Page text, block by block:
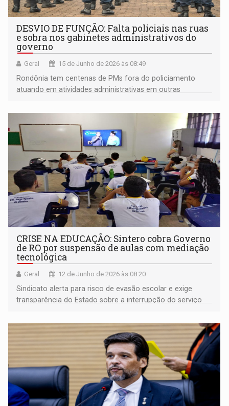
DESVIO DE FUNÇÃO: Falta policiais nas ruas
e sobra nos gabinetes administrativos do
governo
Geral 15 de Junho de 2026 às 08:49
Rondônia tem centenas de PMs fora do policiamento
atuando em atividades administrativas em outras
CRISE NA EDUCAÇÃO: Sintero cobra Governo
de RO por suspensão de aulas com mediação
tecnológica
Geral 12 de Junho de 2026 às 08:20
Sindicato alerta para risco de evasão escolar e exige
transparência do Estado sobre a interrupção do serviço